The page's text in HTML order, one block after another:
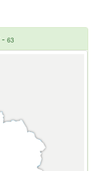
- 63